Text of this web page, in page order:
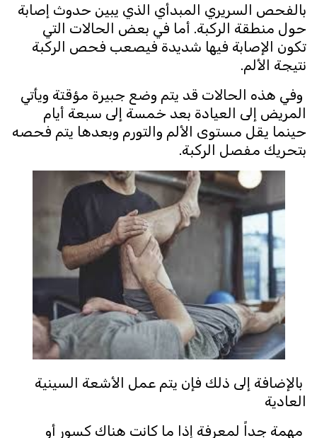
بالفحص السريري المبدأي الذي يبين حدوث إصابة
حول منطقة الركبة. أما في بعض الحالات التي
تكون الإصابة فيها شديدة فيصعب فحص الركبة
نتيجة الألم.
وفي هذه الحالات قد يتم وضع جبيرة مؤقتة ويأتي
المريض إلى العيادة بعد خمسة إلى سبعة أيام
حينما يقل مستوى الألم والتورم وبعدها يتم فحصه
بتحريك مفصل الركبة.
بالإضافة إلى ذلك فإن يتم عمل الأشعة السينية
العادية
مهمة جداً لمعرفة إذا ما كانت هناك كسور أو